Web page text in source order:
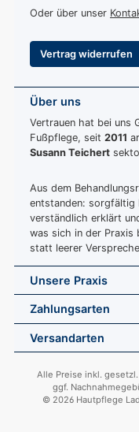
Oder über unser
Vertrag widerrufen
Über uns
Vertrauen hat bei uns
Fußpflege, seit 2011
Susann Teichert
Aus dem
entstanden: sorgfältig
verständlich erklärt
was sich in der Praxis
statt leerer
Unsere Praxis
Zahlungsarten
Versandarten
Alle Preise inkl.
ggf.
© 2026 Hautpflege